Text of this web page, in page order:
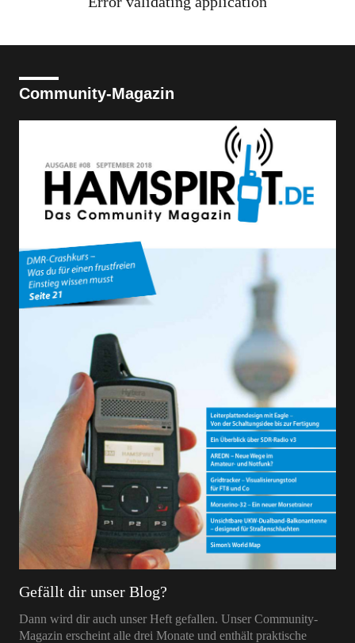
Community-Magazin
Gefällt dir unser Blog?
Dann wird dir auch unser Heft gefallen. Unser Community-
Magazin erscheint alle drei Monate und enthält praktische